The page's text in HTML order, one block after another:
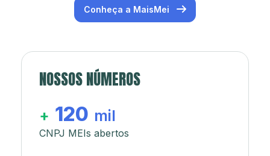
Conheça a MaisMei
NOSSOS NÚMEROS
+ 120 mil
CNPJ MEIs abertos